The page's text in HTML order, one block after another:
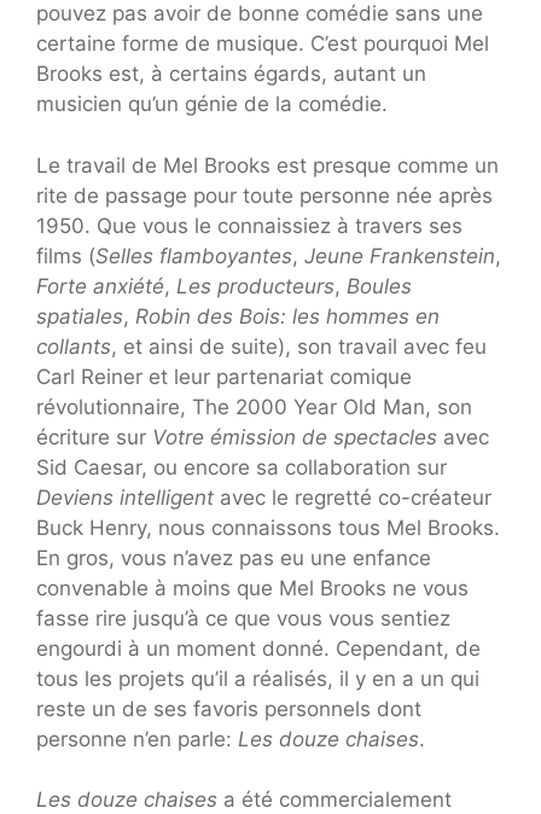
pouvez pas avoir de bonne comédie sans une
certaine forme de musique. C’est pourquoi Mel
Brooks est, à certains égards, autant un
musicien qu’un génie de la comédie.
Le travail de Mel Brooks est presque comme un
rite de passage pour toute personne née après
1950. Que vous le connaissiez à travers ses
films (Selles flamboyantes, Jeune Frankenstein,
Forte anxiété, Les producteurs, Boules
spatiales, Robin des Bois: les hommes en
collants, et ainsi de suite), son travail avec feu
Carl Reiner et leur partenariat comique
révolutionnaire, The 2000 Year Old Man, son
écriture sur Votre émission de spectacles avec
Sid Caesar, ou encore sa collaboration sur
Deviens intelligent avec le regretté co-créateur
Buck Henry, nous connaissons tous Mel Brooks.
En gros, vous n’avez pas eu une enfance
convenable à moins que Mel Brooks ne vous
fasse rire jusqu’à ce que vous vous sentiez
engourdi à un moment donné. Cependant, de
tous les projets qu’il a réalisés, il y en a un qui
reste un de ses favoris personnels dont
personne n’en parle: Les douze chaises.
Les douze chaises a été commercialement